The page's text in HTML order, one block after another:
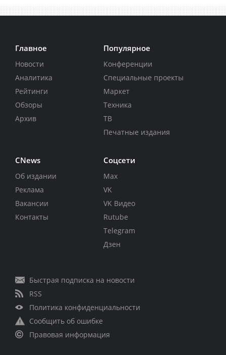
Главное
Новости
Аналитика
Рейтинги
Обзоры
Архив
Популярное
Конференции
Специальные проекты
Маркет
Техника
ТВ
Печатные издания
CNews
Об издании
Реклама
Вакансии
Контакты
Соцсети
Max
VK
VK Видео
Rutube
Telegram
Дзен
Быстрая подписка на новости
RSS
Политика конфиденциальности
Сообщить об ошибке
Правовая информация